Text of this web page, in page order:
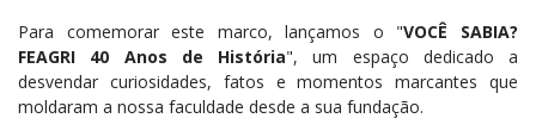
Para comemorar este marco, lançamos o "VOCÊ SABIA?
FEAGRI 40 Anos de História", um espaço dedicado a
desvendar curiosidades, fatos e momentos marcantes que
moldaram a nossa faculdade desde a sua fundação.